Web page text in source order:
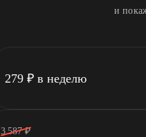
и
279 ₽ в неделю
3 587 ₽